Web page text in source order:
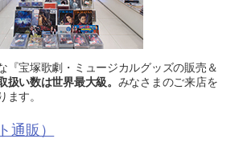
『宝塚歌劇・ミュージカルグッズの販売＆
扱い数は世界最大級。 みなさまのご来店を
ます。
通販）